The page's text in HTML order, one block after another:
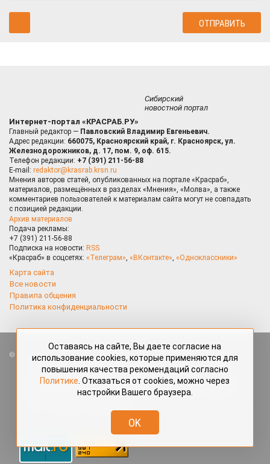
Сибирский
новостной портал
Интернет-портал «КРАСРАБ.РУ»
Главный редактор — Павловский Владимир Евгеньевич.
Адрес редакции: 660075, Красноярский край, г. Красноярск, ул.
Железнодорожников, д. 17, пом. 9, оф. 615.
Телефон редакции: +7 (391) 211-56-88
E-mail: redaktor@krasrab.krsn.ru
Мнения авторов статей, опубликованных на портале «Красраб»,
материалов, размещённых в разделах «Мнения», «Молва», а также
комментариев пользователей к материалам сайта могут не совпадать
с позицией редакции.
Архив материалов
Подача рекламы:
+7 (391) 211-56-88
Подписка на новости: RSS
«Красраб» в соцсетях: «Телеграм», «ВКонтакте», «Одноклассники»
Карта сайта
Все новости
Правила общения
Политика конфиденциальности
Все права защищены. Любые материалы, размещённые на портале
«Красраб.ру» сотрудниками редакции, нештатными авторами
и читателями, являются объектами авторского права. Полное или
частичное использование материалов, размещённых на портале
«Красраб.ру», допускается только с письменного согласия редакции
redaktor@krasrab.krsn.ru.
Оставаясь на сайте, Вы даете согласие на
использование cookies, которые применяются для
повышения качества рекомендаций согласно
Политике . Отказаться от cookies, можно через
настройки Вашего браузера.
OK